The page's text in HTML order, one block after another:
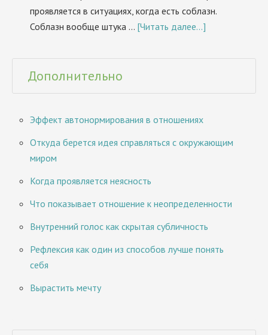
проявляется в ситуациях, когда есть соблазн.
Соблазн вообще штука … [Читать далее...]
Дополнительно
Эффект автонормирования в отношениях
Откуда берется идея справляться с окружающим
миром
Когда проявляется неясность
Что показывает отношение к неопределенности
Внутренний голос как скрытая субличность
Рефлексия как один из способов лучше понять
себя
Вырастить мечту